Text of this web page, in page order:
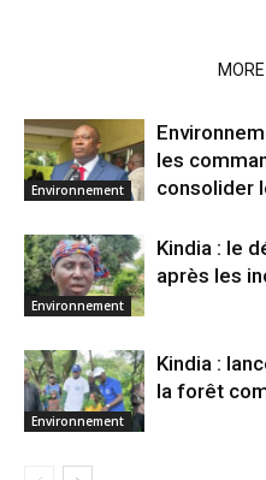
Environnement
les
consolider
Environnement
Kindia : le
après les
Environnement
Kindia :
la forêt